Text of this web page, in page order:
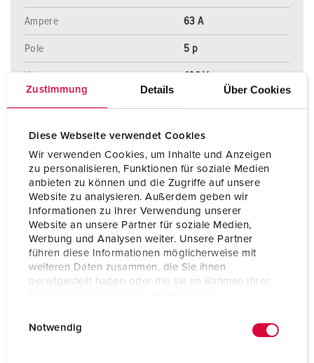
Zustimmung Details Über Cookies
Diese Webseite verwendet Cookies
Wir verwenden Cookies, um Inhalte und Anzeigen
zu personalisieren, Funktionen für soziale Medien
anbieten zu können und die Zugriffe auf unsere
Website zu analysieren. Außerdem geben wir
Informationen zu Ihrer Verwendung unserer
Website an unsere Partner für soziale Medien,
Werbung und Analysen weiter. Unsere Partner
führen diese Informationen möglicherweise mit
weiteren Daten zusammen, die Sie ihnen
bereitgestellt haben oder die sie im Rahmen Ihrer
Notwendig
Ampere 63 A
Pole 5 p
Volt 400 V
Kontakt
hochwärmebeständige
Kontakt X-CONTACT®
ZUM ARTIKEL